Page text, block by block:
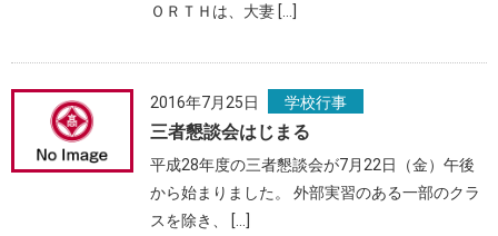
ＯＲＴＨは、大妻 […]
2016年7月25日 学校行事
三者懇談会はじまる
平成28年度の三者懇談会が7月22日（金）午後
から始まりました。 外部実習のある一部のクラ
スを除き、 […]